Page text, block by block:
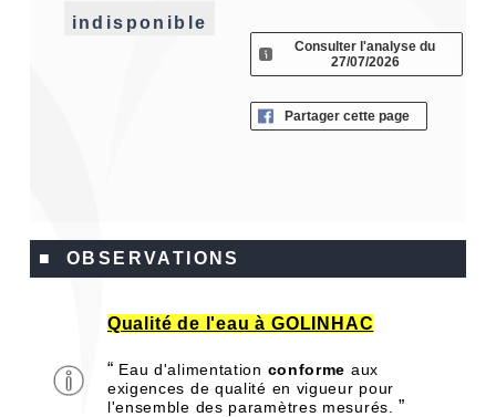
indisponible
Consulter l'analyse du
27/07/2026
Partager cette page
■ OBSERVATIONS
Qualité de l'eau à GOLINHAC
“ Eau d'alimentation conforme aux
exigences de qualité en vigueur pour
l'ensemble des paramètres mesurés.”